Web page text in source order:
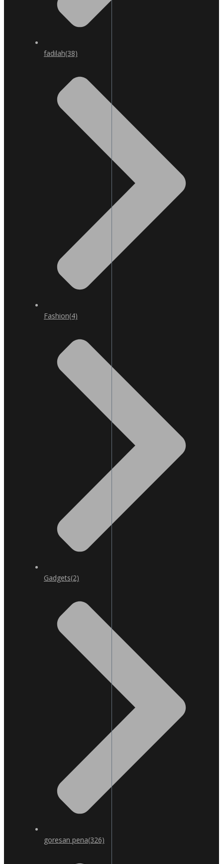
fadilah(38)
Fashion(4)
Gadgets(2)
goresan pena(326)